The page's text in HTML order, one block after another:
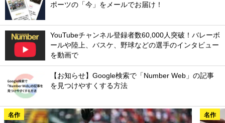
ポーツの「今」をメールでお届け！
YouTubeチャンネル登録者数60,000人突破！バレーボ
ールや陸上、バスケ、野球などの選手のインタビュー
を動画で
【お知らせ】Google検索で「Number Web」の記事
を見つけやすくする方法
名作 名作